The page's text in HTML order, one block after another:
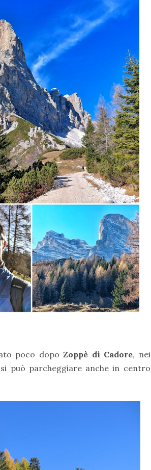
poco dopoZoppè di Cadore, nei
può parcheggiare anche in centro